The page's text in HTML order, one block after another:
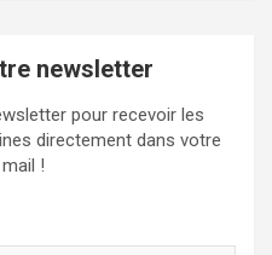
newsletter
pour recevoir les
directement dans votre
!